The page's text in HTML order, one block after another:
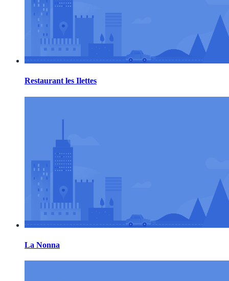
Restaurant les Ilettes
La Nonna